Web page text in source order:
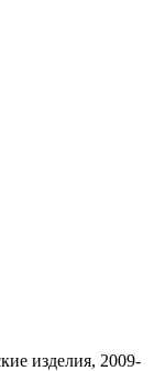
изделия, 2009-